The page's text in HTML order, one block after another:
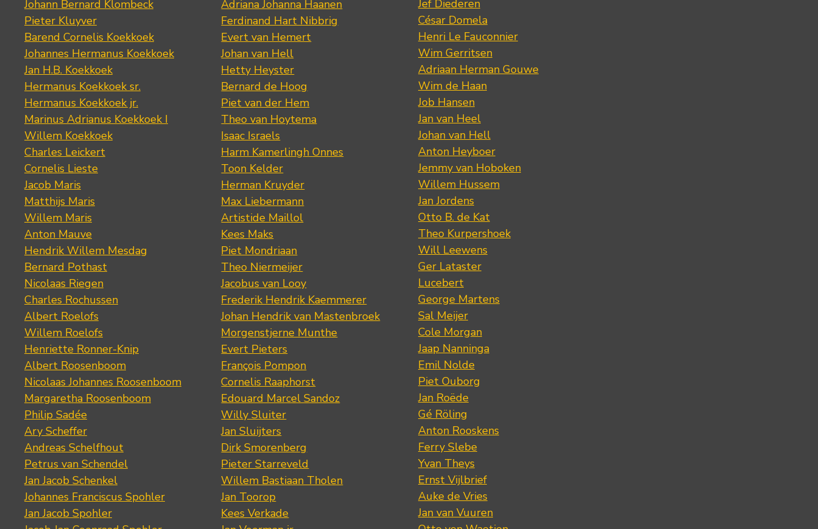
Johann Bernard Klombeck
Pieter Kluyver
Barend Cornelis Koekkoek
Johannes Hermanus Koekkoek
Jan H.B. Koekkoek
Hermanus Koekkoek sr.
Hermanus Koekkoek jr.
Marinus Adrianus Koekkoek I
Willem Koekkoek
Charles Leickert
Cornelis Lieste
Jacob Maris
Matthijs Maris
Willem Maris
Anton Mauve
Hendrik Willem Mesdag
Bernard Pothast
Nicolaas Riegen
Charles Rochussen
Albert Roelofs
Willem Roelofs
Henriette Ronner-Knip
Albert Roosenboom
Nicolaas Johannes Roosenboom
Margaretha Roosenboom
Philip Sadée
Ary Scheffer
Andreas Schelfhout
Petrus van Schendel
Jan Jacob Schenkel
Johannes Franciscus Spohler
Jan Jacob Spohler
Adriana Johanna Haanen
Ferdinand Hart Nibbrig
Evert van Hemert
Johan van Hell
Hetty Heyster
Bernard de Hoog
Piet van der Hem
Theo van Hoytema
Isaac Israels
Harm Kamerlingh Onnes
Toon Kelder
Herman Kruyder
Max Liebermann
Artistide Maillol
Kees Maks
Piet Mondriaan
Theo Niermeijer
Jacobus van Looy
Frederik Hendrik Kaemmerer
Johan Hendrik van Mastenbroek
Morgenstjerne Munthe
Evert Pieters
François Pompon
Cornelis Raaphorst
Edouard Marcel Sandoz
Willy Sluiter
Jan Sluijters
Dirk Smorenberg
Pieter Starreveld
Willem Bastiaan Tholen
Jan Toorop
Kees Verkade
Jef Diederen
César Domela
Henri Le Fauconnier
Wim Gerritsen
Adriaan Herman Gouwe
Wim de Haan
Job Hansen
Jan van Heel
Johan van Hell
Anton Heyboer
Jemmy van Hoboken
Willem Hussem
Jan Jordens
Otto B. de Kat
Theo Kurpershoek
Will Leewens
Ger Lataster
Lucebert
George Martens
Sal Meijer
Cole Morgan
Jaap Nanninga
Emil Nolde
Piet Ouborg
Jan Roëde
Gé Röling
Anton Rooskens
Ferry Slebe
Yvan Theys
Ernst Vijlbrief
Auke de Vries
Jan van Vuuren